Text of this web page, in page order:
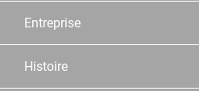
Entreprise
Histoire